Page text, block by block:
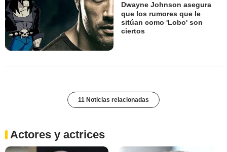
Dwayne Johnson asegura
que los rumores que le
sitúan como 'Lobo' son
ciertos
11 Noticias relacionadas
Actores y actrices